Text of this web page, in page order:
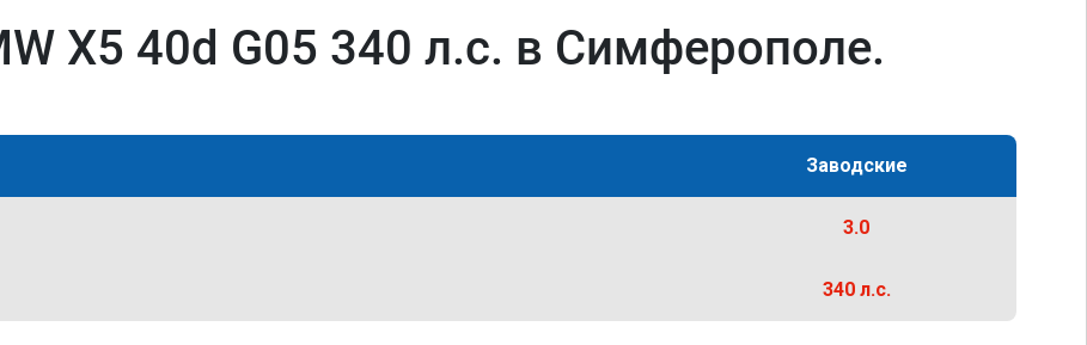
X5 40d G05 340 л.с. в Симферополе.
Заводские
3.0
340 л.с.